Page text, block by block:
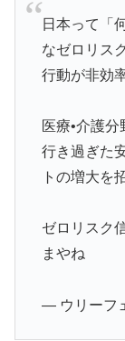
日本って「
なゼロリス
行動が非効
医療•介護分
行き過ぎた
トの増大を
ゼロリスク
まやね
— ウリーフ